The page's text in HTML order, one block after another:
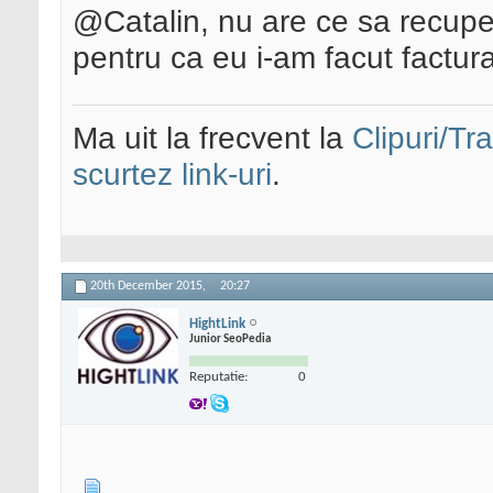
@Catalin, nu are ce sa
pentru ca eu i-am facut
Ma uit la frecvent la Clipuri/
scurtez link-uri.
20th December 2015, 20:27
HightLink
Junior SeoPedia
Reputatie: 0